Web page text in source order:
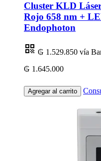
Cluster KLD
Rojo 658 nm +
Endophoton
₲ 1.529.850 vía
₲ 1.645.000
Agregar al carrito